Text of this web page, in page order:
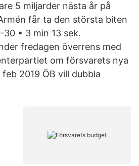
5 miljarder nästa år på
får ta den största biten
• 3 min 13 sek.
fredagen överrens med
om försvarets nya
2019 ÖB vill dubbla